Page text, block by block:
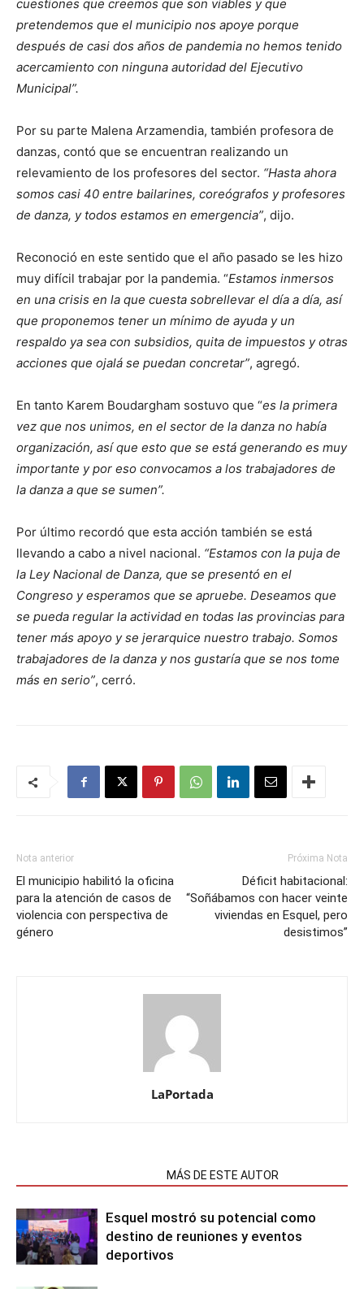
cuestiones que creemos que son viables y que
pretendemos que el municipio nos apoye porque
después de casi dos años de pandemia no hemos tenido
acercamiento con ninguna autoridad del Ejecutivo
Municipal”.
Por su parte Malena Arzamendia, también profesora de
danzas, contó que se encuentran realizando un
relevamiento de los profesores del sector. “Hasta ahora
somos casi 40 entre bailarines, coreógrafos y profesores
de danza, y todos estamos en emergencia”, dijo.
Reconoció en este sentido que el año pasado se les hizo
muy difícil trabajar por la pandemia. “Estamos inmersos
en una crisis en la que cuesta sobrellevar el día a día, así
que proponemos tener un mínimo de ayuda y un
respaldo ya sea con subsidios, quita de impuestos y otras
acciones que ojalá se puedan concretar”, agregó.
En tanto Karem Boudargham sostuvo que “es la primera
vez que nos unimos, en el sector de la danza no había
organización, así que esto que se está generando es muy
importante y por eso convocamos a los trabajadores de
la danza a que se sumen”.
Por último recordó que esta acción también se está
llevando a cabo a nivel nacional. “Estamos con la puja de
la Ley Nacional de Danza, que se presentó en el
Congreso y esperamos que se apruebe. Deseamos que
se pueda regular la actividad en todas las provincias para
tener más apoyo y se jerarquice nuestro trabajo. Somos
trabajadores de la danza y nos gustaría que se nos tome
más en serio”, cerró.
Nota anterior
El municipio habilitó la oficina
para la atención de casos de
violencia con perspectiva de
género
Próxima Nota
Déficit habitacional:
“Soñábamos con hacer veinte
viviendas en Esquel, pero
desistimos”
LaPortada
MÁS DE ESTE AUTOR
Esquel mostró su potencial como
destino de reuniones y eventos
deportivos